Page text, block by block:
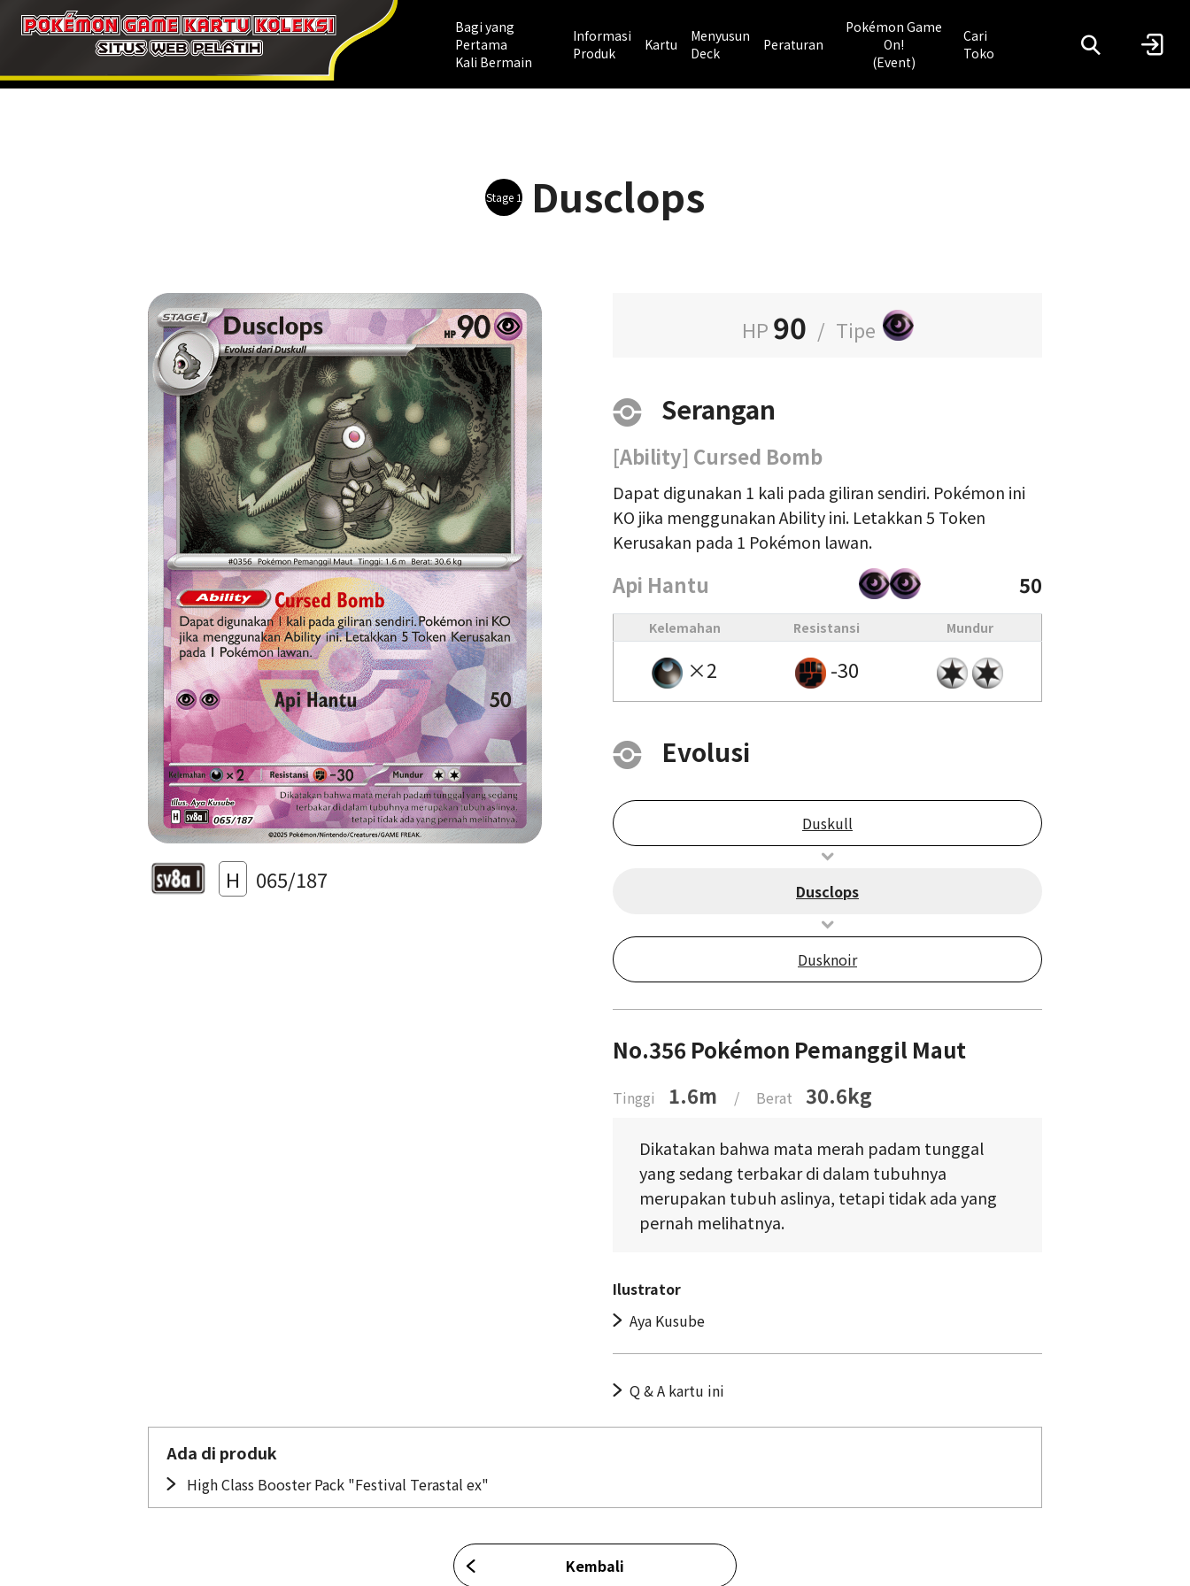
Bagi yang
Pertama
Kali Bermain
Informasi
Produk
Kartu
Menyusun
Deck
Peraturan
Pokémon Game
On!
(Event)
Cari
Toko
Stage 1 Dusclops
HP 90 / Tipe
Serangan
[Ability] Cursed Bomb
Dapat digunakan 1 kali pada giliran sendiri. Pokémon ini
KO jika menggunakan Ability ini. Letakkan 5 Token
Kerusakan pada 1 Pokémon lawan.
Api Hantu 50
Kelemahan Resistansi Mundur
×2 -30
H 065/187
Evolusi
Duskull
Dusclops
Dusknoir
No.356 Pokémon Pemanggil Maut
Tinggi 1.6m / Berat 30.6kg
Dikatakan bahwa mata merah padam tunggal
yang sedang terbakar di dalam tubuhnya
merupakan tubuh aslinya, tetapi tidak ada yang
pernah melihatnya.
Ilustrator
Aya Kusube
Q & A kartu ini
Ada di produk
High Class Booster Pack "Festival Terastal ex"
Kembali